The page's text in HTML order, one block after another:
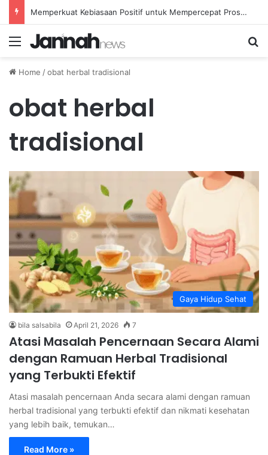
Memperkuat Kebiasaan Positif untuk Mempercepat Proses Pemulihan Mental Anda
Menu
Home /obat herbal tradisional
obat herbal
tradisional
Gaya Hidup Sehat
bila salsabila April 21, 2026 7
Atasi Masalah Pencernaan Secara Alami
dengan Ramuan Herbal Tradisional
yang Terbukti Efektif
Atasi masalah pencernaan Anda secara alami dengan ramuan
herbal tradisional yang terbukti efektif dan nikmati kesehatan
yang lebih baik, temukan…
Read More »